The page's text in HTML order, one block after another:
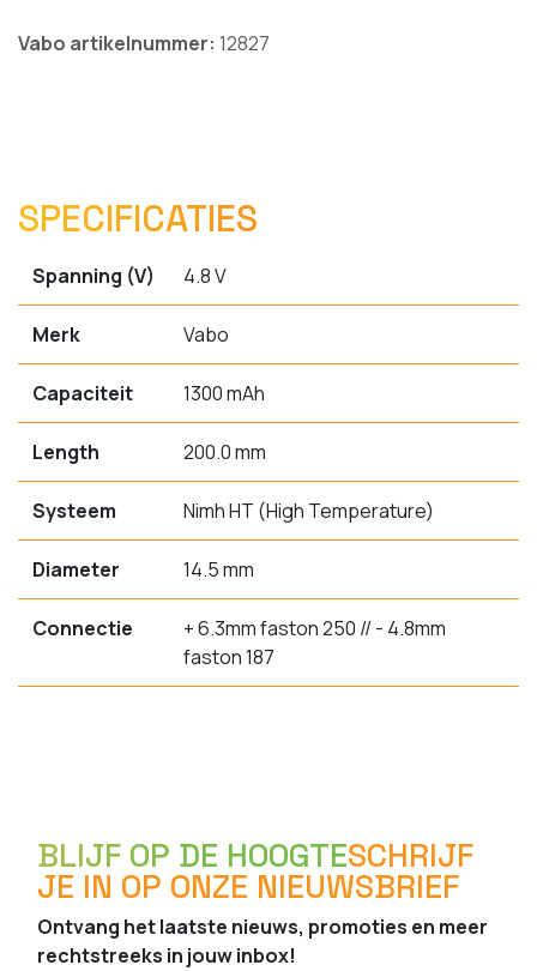
Vabo artikelnummer: 12827
SPECIFICATIES
Spanning (V) 4.8 V
Merk Vabo
Capaciteit 1300 mAh
Length 200.0 mm
Systeem Nimh HT (High Temperature)
Diameter 14.5 mm
Connectie
+ 6.3mm faston 250 // - 4.8mm
faston 187
BLIJF OP DE HOOGTESCHRIJF
JE IN OP ONZE NIEUWSBRIEF
Ontvang het laatste nieuws, promoties en meer
rechtstreeks in jouw inbox!